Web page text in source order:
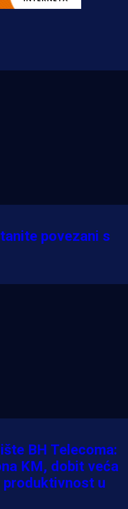
povezani s
BH Telecoma:
KM, dobit veća
produktivnost u